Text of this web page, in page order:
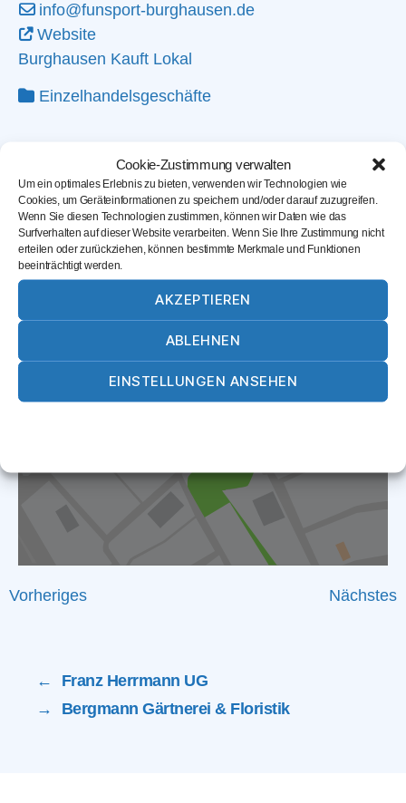
Cookie-Zustimmung verwalten
Um ein optimales Erlebnis zu bieten, verwenden wir Technologien wie
Cookies, um Geräteinformationen zu speichern und/oder darauf zuzugreifen.
Wenn Sie diesen Technologien zustimmen, können wir Daten wie das
Surfverhalten auf dieser Website verarbeiten. Wenn Sie Ihre Zustimmung nicht
erteilen oder zurückziehen, können bestimmte Merkmale und Funktionen
beeinträchtigt werden.
AKZEPTIEREN
ABLEHNEN
EINSTELLUNGEN ANSEHEN
info@funsport-burghausen.de
Website
Burghausen Kauft Lokal
Einzelhandelsgeschäfte
Vorheriges Nächstes
←
Franz Herrmann UG
→
Bergmann Gärtnerei & Floristik